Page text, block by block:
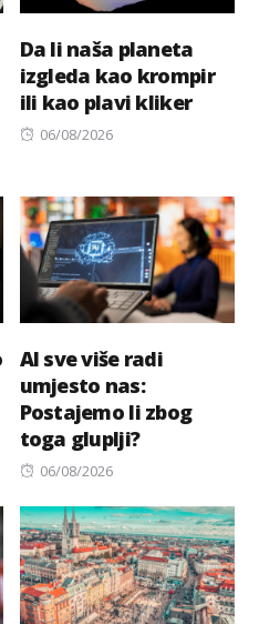
Da li naša planeta
izgleda kao krompir
ili kao plavi kliker
Posted
06/08/2026
AI sve više radi
umjesto nas:
Postajemo li zbog
toga gluplji?
Posted
06/08/2026